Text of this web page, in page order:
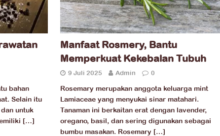
bahan
Selain itu
untuk
[…]
Manfaat Rosmery, Bantu
Memperkuat Kekebalan Tubuh
9 Juli 2025 Admin 0
Rosemary merupakan anggota keluarga mint
Lamiaceae yang menyukai sinar matahari.
Tanaman ini berkaitan erat dengan lavender,
oregano, basil, dan sering digunakan sebagai
bumbu masakan. Rosemary […]